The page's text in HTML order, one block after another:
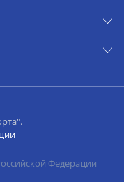
Федерации